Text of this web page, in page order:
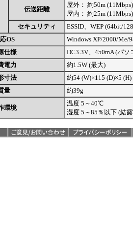
伝送距離
屋外： 約50m
屋内： 約25m
セキュリティ
ESSID、WEP (64bit/
OS
Windows XP/2000/Me/
仕様
DC3.3V、450mA (パソ
電力
約1.5W (最大)
寸法
約54 (W)×115 (D)×5 (H)
量
約39g
環境
温度 5～40℃
湿度 5～85％以下 (結